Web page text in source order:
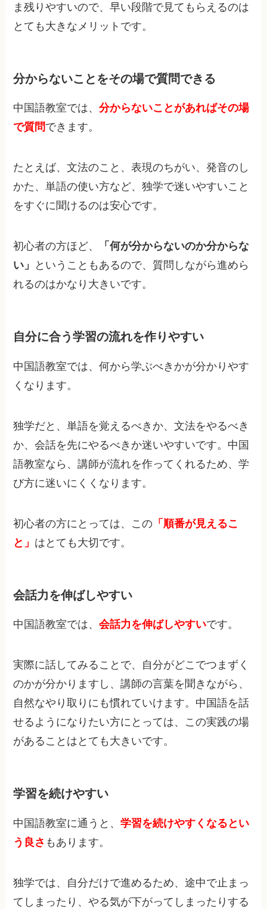
ま残りやすいので、早い段階で見てもらえるのは
とても大きなメリットです。
分からないことをその場で質問できる
中国語教室では、分からないことがあればその場
で質問できます。
たとえば、文法のこと、表現のちがい、発音のし
かた、単語の使い方など、独学で迷いやすいこと
をすぐに聞けるのは安心です。
初心者の方ほど、
「何が分からないのか分からな
い」
ということもあるので、質問しながら進めら
れるのはかなり大きいです。
自分に合う学習の流れを作りやすい
中国語教室では、何から学ぶべきかが分かりやす
くなります。
独学だと、単語を覚えるべきか、文法をやるべき
か、会話を先にやるべきか迷いやすいです。中国
語教室なら、講師が流れを作ってくれるため、学
び方に迷いにくくなります。
初心者の方にとっては、この 「順番が見えるこ
と」 はとても大切です。
会話力を伸ばしやすい
中国語教室では、会話力を伸ばしやすいです。
実際に話してみることで、自分がどこでつまずく
のかが分かりますし、講師の言葉を聞きながら、
自然なやり取りにも慣れていけます。中国語を話
せるようになりたい方にとっては、この実践の場
があることはとても大きいです。
学習を続けやすい
中国語教室に通うと、学習を続けやすくなるとい
う良さ もあります。
独学では、自分だけで進めるため、途中で止まっ
てしまったり、やる気が下がってしまったりする